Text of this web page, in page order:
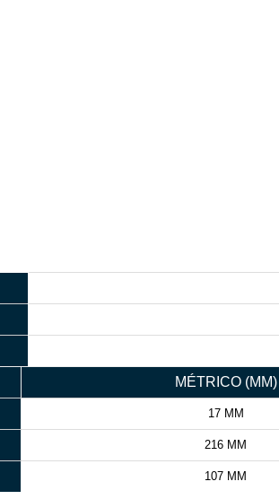
MÉTRICO (MM)
17 MM
216 MM
107 MM